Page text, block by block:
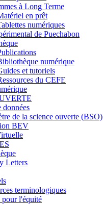
à Long Terme
en prêt
numériques
de Puechabon
numérique
et tutoriels
du CEFE
données
de la science ouverte (BSO)
BEV
Letters
terminologiques
pour l'équité